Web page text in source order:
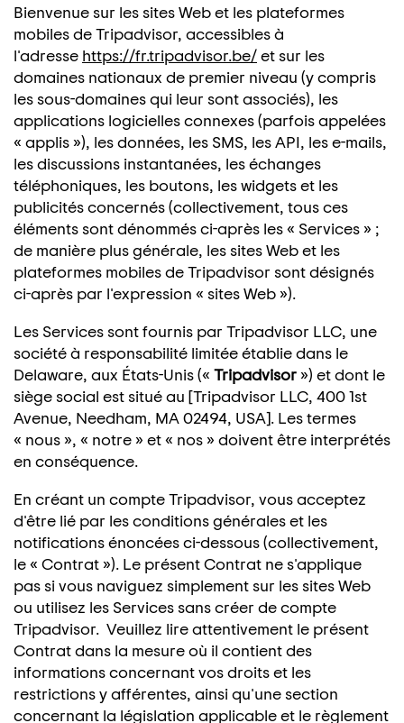
Bienvenue sur les sites Web et les plateformes
mobiles de Tripadvisor, accessibles à
l'adresse https://fr.tripadvisor.be/et sur les
domaines nationaux de premier niveau (y compris
les sous-domaines qui leur sont associés), les
applications logicielles connexes (parfois appelées
« applis »), les données, les SMS, les API, les e-mails,
les discussions instantanées, les échanges
téléphoniques, les boutons, les widgets et les
publicités concernés (collectivement, tous ces
éléments sont dénommés ci-après les « Services » ;
de manière plus générale, les sites Web et les
plateformes mobiles de Tripadvisor sont désignés
ci-après par l'expression « sites Web »).
Les Services sont fournis par Tripadvisor LLC, une
société à responsabilité limitée établie dans le
Delaware, aux États-Unis (« Tripadvisor») et dont le
siège social est situé au [Tripadvisor LLC, 400 1st
Avenue, Needham, MA 02494, USA]. Les termes
« nous », « notre » et « nos » doivent être interprétés
en conséquence.
En créant un compte Tripadvisor, vous acceptez
d'être lié par les conditions générales et les
notifications énoncées ci-dessous (collectivement,
le « Contrat »). Le présent Contrat ne s'applique
pas si vous naviguez simplement sur les sites Web
ou utilisez les Services sans créer de compte
Tripadvisor. Veuillez lire attentivement le présent
Contrat dans la mesure où il contient des
informations concernant vos droits et les
restrictions y afférentes, ainsi qu'une section
concernant la législation applicable et le règlement